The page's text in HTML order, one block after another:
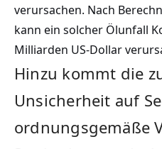
verursachen. Nach
kann ein solcher Ölunfall
Milliarden US-Dollar
Hinzu kommt die
Unsicherheit auf
ordnungsgemäße